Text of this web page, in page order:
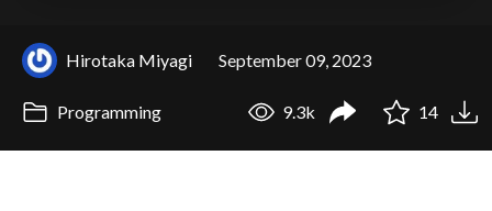
Hirotaka Miyagi September 09, 2023
Programming 9.3k 14